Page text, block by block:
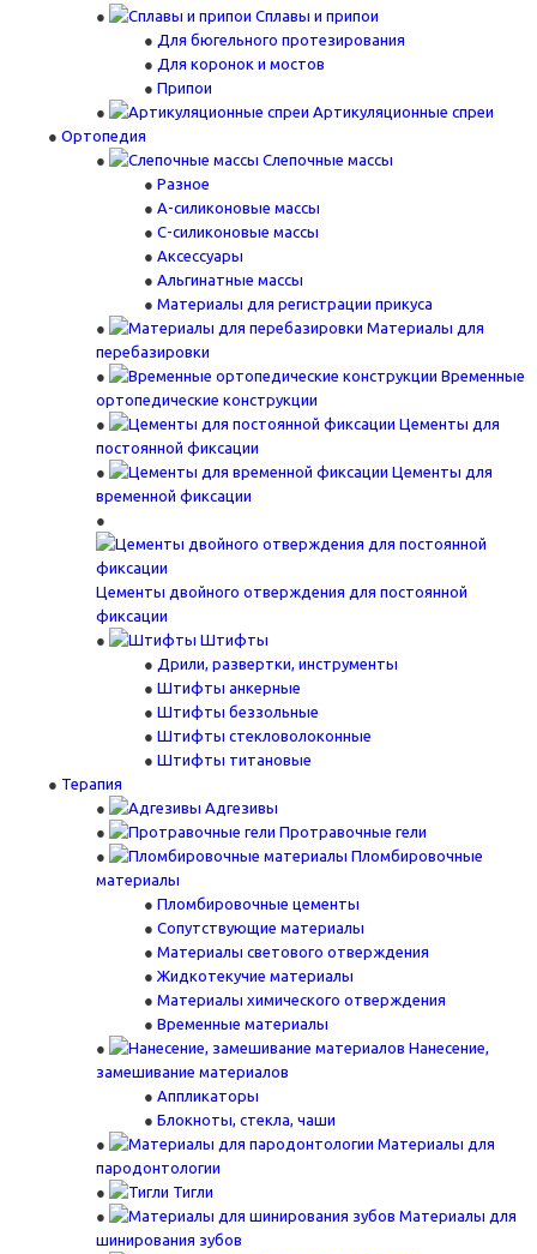
Сплавы и припои
Для бюгельного протезирования
Для коронок и мостов
Припои
Артикуляционные спреи
Ортопедия
Слепочные массы
Разное
А-силиконовые массы
С-силиконовые массы
Аксессуары
Альгинатные массы
Материалы для регистрации прикуса
Материалы для
перебазировки
Временные
ортопедические конструкции
Цементы для
постоянной фиксации
Цементы для
временной фиксации
Цементы двойного отверждения для постоянной
фиксации
Штифты
Дрили, развертки, инструменты
Штифты анкерные
Штифты беззольные
Штифты стекловолоконные
Штифты титановые
Терапия
Адгезивы
Протравочные гели
Пломбировочные
материалы
Пломбировочные цементы
Сопутствующие материалы
Материалы светового отверждения
Жидкотекучие материалы
Материалы химического отверждения
Временные материалы
Нанесение,
замешивание материалов
Аппликаторы
Блокноты, стекла, чаши
Материалы для
пародонтологии
Тигли
Материалы для
шинирования зубов